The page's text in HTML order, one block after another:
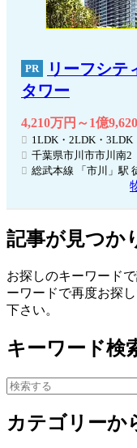
リーフシテ
タワー
4,210万円～1億
1LDK・2LDK・3LDK
千葉県市川市市川南2
総武本線 「市川」駅
記事が見つか
お探しのキーワード
ーワードで再度お探
下さい。
キーワード検
カテゴリーか